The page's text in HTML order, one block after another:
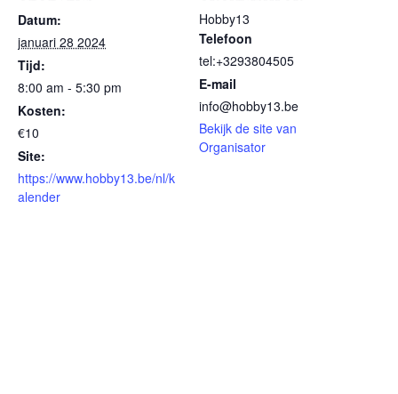
Datum:
januari 28 2024
Tijd:
8:00 am - 5:30 pm
Kosten:
€10
Site:
https://www.hobby13.be/nl/k
alender
Hobby13
Telefoon
tel:+3293804505
E-mail
info@hobby13.be
Bekijk de site van
Organisator